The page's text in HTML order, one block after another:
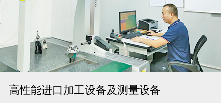
高性能进口加工设备及测量设备